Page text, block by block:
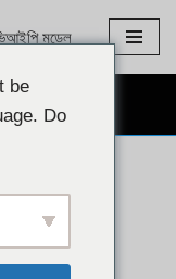
মডেল
be
Do